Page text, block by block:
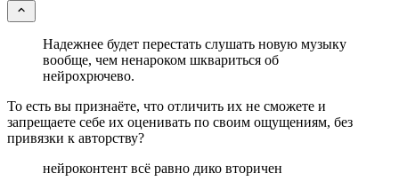
Надежнее будет перестать слушать новую музыку
вообще, чем ненароком шквариться об
нейрохрючево.
То есть вы признаёте, что отличить их не сможете и
запрещаете себе их оценивать по своим ощущениям, без
привязки к авторству?
нейроконтент всё равно дико вторичен